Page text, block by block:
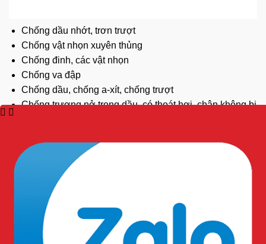
Chống dầu nhớt, trơn trượt
Chống vật nhọn xuyên thủng
Chống đinh, các vật nhọn
Chống va đập
Chống dầu, chống a-xít, chống trượt
Chống trương nở trong dầu, có thoát hơi, chân không bị
Công nhân nhà máy, xí nghiệp
Nhân viên kỹ thuật
Người làm việc trong môi trường xây dựng
Người vận hành máy móc công nghiệp
Mẹo bảo quản giày kéo dài tuổi thọ:
Vệ sinh giày thường xuyên, để khô tự nhiên sau mỗi lần
sử dụng.